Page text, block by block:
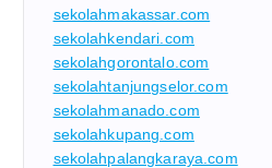
sekolahmakassar.com
sekolahkendari.com
sekolahgorontalo.com
sekolahtanjungselor.com
sekolahmanado.com
sekolahkupang.com
sekolahpalangkaraya.com